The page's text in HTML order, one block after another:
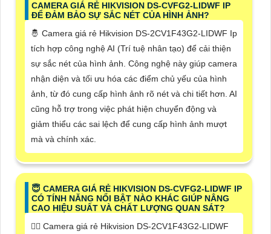
CAMERA GIÁ RẺ HIKVISION DS-CVFG2-LIDWF IP
ĐỂ ĐẢM BẢO SỰ SẮC NÉT CỦA HÌNH ẢNH?
🤴 Camera giá rẻ Hikvision DS-2CV1F43G2-LIDWF Ip
tích hợp công nghệ AI (Trí tuệ nhân tạo) để cải thiện
sự sắc nét của hình ảnh. Công nghệ này giúp camera
nhận diện và tối ưu hóa các điểm chủ yếu của hình
ảnh, từ đó cung cấp hình ảnh rõ nét và chi tiết hơn. AI
cũng hỗ trợ trong việc phát hiện chuyển động và
giảm thiểu các sai lệch để cung cấp hình ảnh mượt
mà và chính xác.
😇 CAMERA GIÁ RẺ HIKVISION DS-CVFG2-LIDWF IP
CÓ TÍNH NĂNG NỔI BẬT NÀO KHÁC GIÚP NÂNG
CAO HIỆU SUẤT VÀ CHẤT LƯỢNG QUAN SÁT?
🙆‍♀️ Camera giá rẻ Hikvision DS-2CV1F43G2-LIDWF